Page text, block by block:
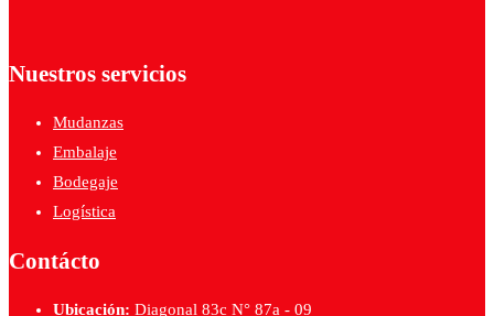
Nuestros servicios
Mudanzas
Embalaje
Bodegaje
Logística
Contácto
Ubicación: Diagonal 83c N° 87a - 09